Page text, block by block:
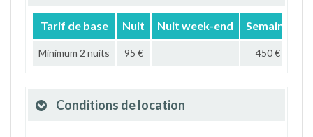
Tarif de base Nuit Nuit week-end Semaine
Minimum 2 nuits 95 € 450 €
Conditions de location